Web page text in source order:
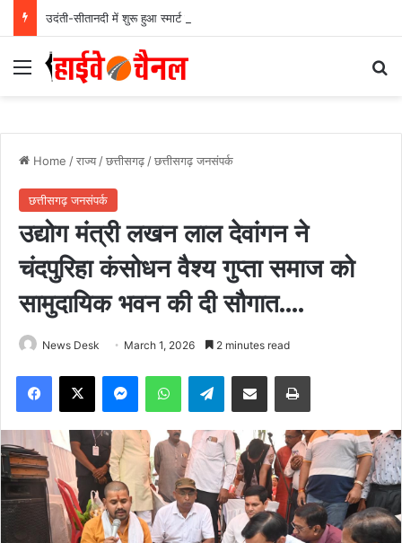
Menu
Home /राज्य /छत्तीसगढ़ /छत्तीसगढ़ जनसंपर्क
छत्तीसगढ़ जनसंपर्क
उद्योग मंत्री लखन लाल देवांगन ने
चंदपुरिहा कंसोधन वैश्य गुप्ता समाज को
सामुदायिक भवन की दी सौगात….
News Desk March 1, 2026 2 minutes read
Facebook
X MessengerWhatsAppTelegramShare via Email Print